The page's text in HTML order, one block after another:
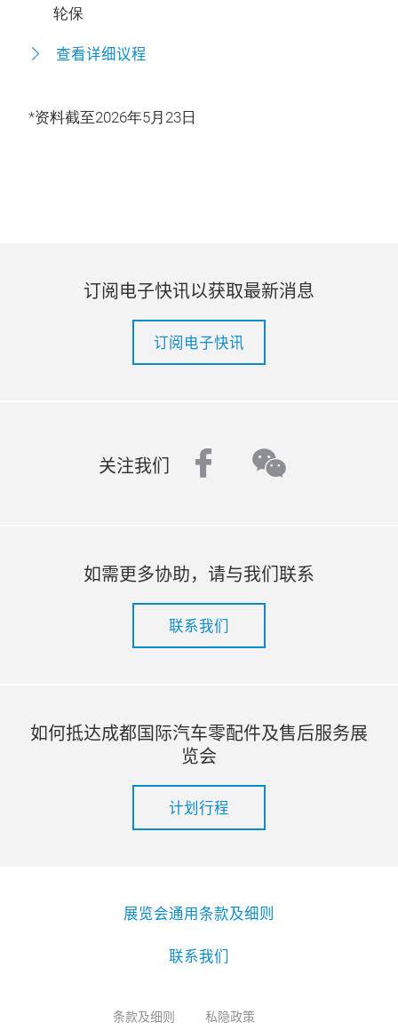
轮保
查看详细议程
*资料截至2026年5月23日
订阅电子快讯以获取最新消息
订阅电子快讯
关注我们 facebook
wechat
如需更多协助，请与我们联系
联系我们
如何抵达成都国际汽车零配件及售后服务展
览会
计划行程
展览会通用条款及细则
联系我们
条款及细则 私隐政策